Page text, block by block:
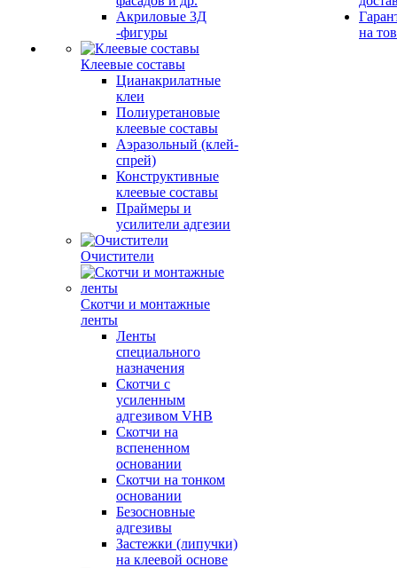
Акриловые 3Д
-фигуры
Клеевые составы
Цианакрилатные
клеи
Полиуретановые
клеевые составы
Аэразольный (клей-
спрей)
Конструктивные
клеевые составы
Праймеры и
усилители адгезии
Очистители
Скотчи и монтажные
ленты
Ленты
специального
назначения
Скотчи с
усиленным
адгезивом VHB
Скотчи на
вспененном
основании
Скотчи на тонком
основании
Безосновные
адгезивы
Застежки (липучки)
на клеевой основе
на